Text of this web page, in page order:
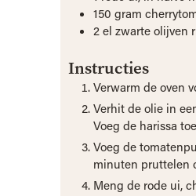
150 gram
2 el zwarte olijven
Instructies
Verwarm de oven
Verhit de olie in
Voeg de harissa
Voeg de
minuten pruttelen
Meng de rode ui,